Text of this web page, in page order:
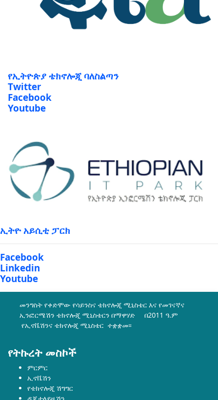
የኢትዮጵያ ቴክኖሎጂ ባለስልጣን
Twitter
Facebook
Youtube
ኢትዮ አይሲቲ ፓርክ
Facebook
Linkedin
Youtube
መንግስት የቀድሞው የሳይንስና ቴክኖሎጂ ሚኒስቴር እና የመገናኛና
ኢንፎርሜሽን ቴክኖሎጂ ሚኒስቴርን በማዋሃድ በ2011 ዓ.ም
የኢኖቬሽንና ቴክኖሎጂ ሚኒስቴር ተቋቋመ፡፡
የትኩረት መስኮች
ምርምር
ኢኖቬሽን
የቴክኖሎጂ ሽግግር